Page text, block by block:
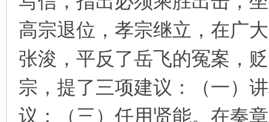
高宗退位，孝宗继立，在广
张浚，平反了岳飞的冤案，
宗，提了三项建议：（一）
议；（三）任用贤能。在奏